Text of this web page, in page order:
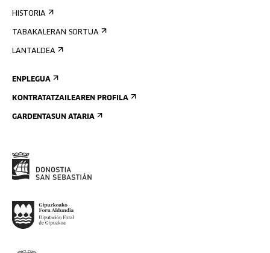
HISTORIA
TABAKALERAN SORTUA
LANTALDEA
ENPLEGUA
KONTRATATZAILEAREN PROFILA
GARDENTASUN ATARIA